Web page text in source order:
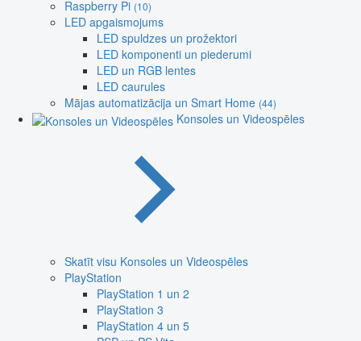
Raspberry Pi (10)
LED apgaismojums
LED spuldzes un prožektori
LED komponenti un piederumi
LED un RGB lentes
LED caurules
Mājas automatizācija un Smart Home (44)
Konsoles un Videospēles
Skatīt visu Konsoles un Videospēles
PlayStation
PlayStation 1 un 2
PlayStation 3
PlayStation 4 un 5